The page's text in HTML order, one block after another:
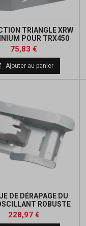
TRIANGLE XRW
POUR TRX450
Prix
75,83 €
base
Ajouter au panier
DE DÉRAPAGE DU
ROBUSTE
BULLET LINE
Prix
228,97 €Prix